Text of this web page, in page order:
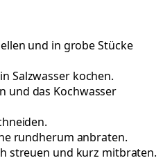
und in grobe Stücke
Salzwasser kochen.
und das Kochwasser
rundherum anbraten.
streuen und kurz mitbraten.